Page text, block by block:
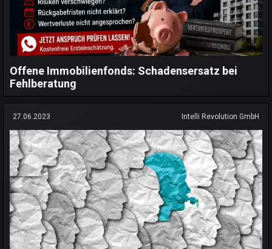
Offene Immobilienfonds: Schadensersatz bei
Fehlberatung
27.06.2023 Intelli Revolution GmbH